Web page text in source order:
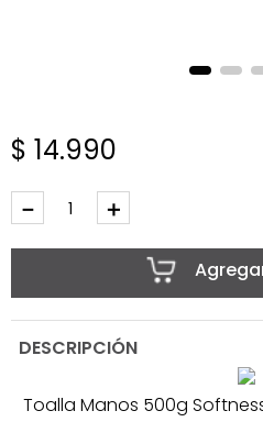
$ 14.990
＋
－
DESCRIPCIÓN
Toalla Manos 500g